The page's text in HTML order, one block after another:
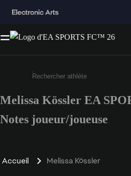
Saisissez au moins 3
Melissa Kössler EA
Notes joueur/joueuse
Accueil Melissa Kössler